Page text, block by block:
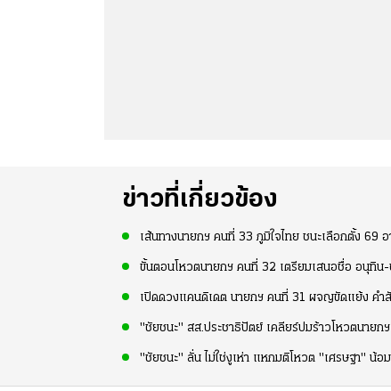
ข่าวที่เกี่ยวข้อง
เส้นทางนายกฯ คนที่ 33 ภูมิใจไทย ชนะเลือกตั้ง 69
ขั้นตอนโหวตนายกฯ คนที่ 32 เตรียมเสนอชื่อ อนุทิน
เปิดดวงแคนดิเดต นายกฯ คนที่ 31 ผจญขัดแย้ง คำ
"ชัยชนะ" สส.ประชาธิปัตย์ เคลียร์ปมร้าวโหวตนายก
"ชัยชนะ" ลั่น ไม่ใช่งูเห่า แหกมติโหวต "เศรษฐา" น้อ